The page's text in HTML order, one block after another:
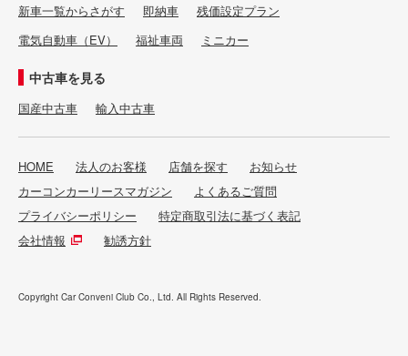
新車一覧からさがす 即納車
残価設定プラン
電気自動車（EV）
福祉車両 ミニカー
中古車を見る
国産中古車 輸入中古車
HOME 法人のお客様 店舗を探す
お知らせ
カーコンカーリースマガジン
よくあるご質問
プライバシーポリシー
特定商取引法に基づく表記
会社情報
勧誘方針
Copyright Car Conveni Club Co., Ltd. All Rights Reserved.